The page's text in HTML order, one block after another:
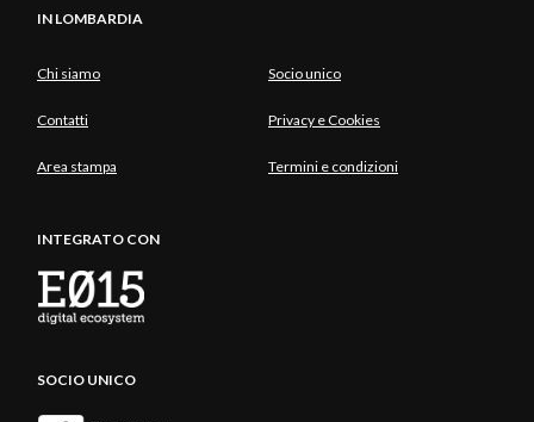
IN LOMBARDIA
Chi siamo Socio unico
Contatti Privacy e Cookies
Area stampa Termini e condizioni
INTEGRATO CON
SOCIO UNICO